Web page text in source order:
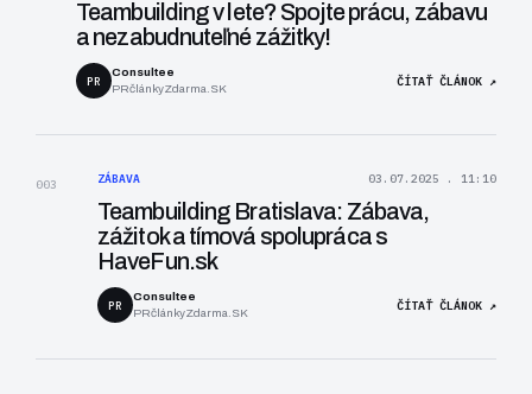
Teambuilding v lete? Spojte prácu, zábavu
a nezabudnuteľné zážitky!
PR
Consultee
PRčlánkyZdarma.SK
ČÍTAŤ ČLÁNOK ↗
003 ZÁBAVA 03.07.2025 . 11:10
Teambuilding Bratislava: Zábava,
zážitok a tímová spolupráca s
HaveFun.sk
PR
Consultee
PRčlánkyZdarma.SK
ČÍTAŤ ČLÁNOK ↗